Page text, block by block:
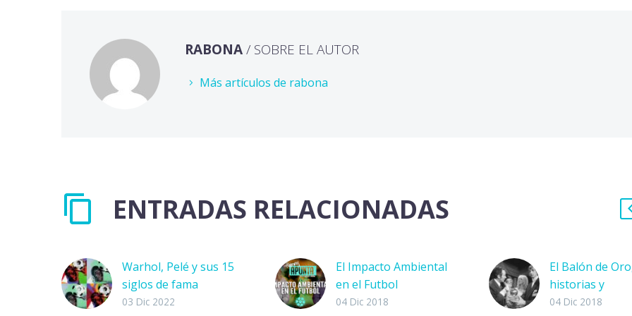
RABONA/ SOBRE EL AUTOR
Más artículos de rabona
ENTRADAS RELACIONADAS
Warhol, Pelé y sus 15
siglos de fama
John Lennon, Mick
03 Dic 2022
El Impacto Ambiental
en el Futbol
¿Compras todas las
04 Dic 2018
El Balón de
historias y
peculiaridades
04 Dic 2018